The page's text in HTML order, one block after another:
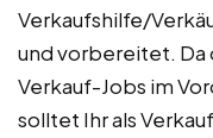
Verkaufshilfe/
und vorbereitet.
Verkauf-Jobs im
solltet Ihr als